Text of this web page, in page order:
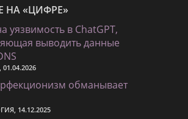
НА «ЦИФРЕ»
уязвимость в ChatGPT,
выводить данные
обманывает
14.12.2025